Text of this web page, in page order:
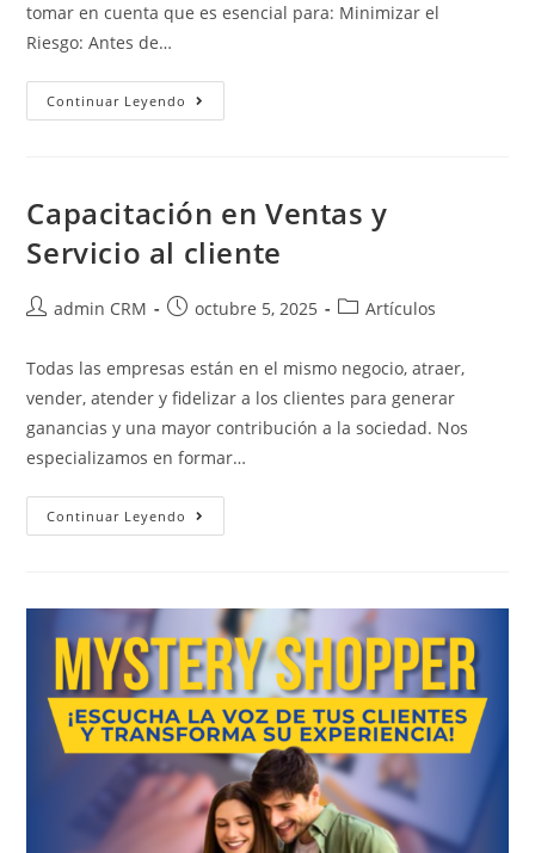
tomar en cuenta que es esencial para: Minimizar el
Riesgo: Antes de…
Continuar Leyendo
Capacitación en Ventas y
Servicio al cliente
admin CRM octubre 5, 2025 Artículos
Todas las empresas están en el mismo negocio, atraer,
vender, atender y fidelizar a los clientes para generar
ganancias y una mayor contribución a la sociedad. Nos
especializamos en formar…
Continuar Leyendo